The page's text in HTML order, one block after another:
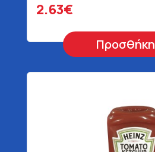
2.63€
Προσθήκη